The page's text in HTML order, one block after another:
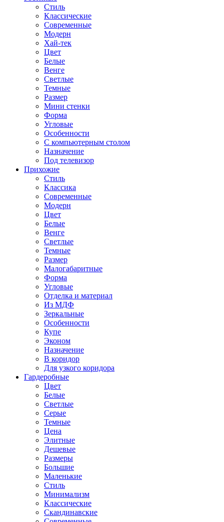
Стиль
Классические
Современные
Модерн
Хай-тек
Цвет
Белые
Венге
Светлые
Темные
Размер
Мини стенки
Форма
Угловые
Особенности
С компьютерным столом
Назначение
Под телевизор
Прихожие
Стиль
Классика
Современные
Модерн
Цвет
Белые
Венге
Светлые
Темные
Размер
Малогабаритные
Форма
Угловые
Отделка и материал
Из МДФ
Зеркальные
Особенности
Купе
Эконом
Назначение
В коридор
Для узкого коридора
Гардеробные
Цвет
Белые
Светлые
Серые
Темные
Цена
Элитные
Дешевые
Размеры
Большие
Маленькие
Стиль
Минимализм
Классические
Скандинавские